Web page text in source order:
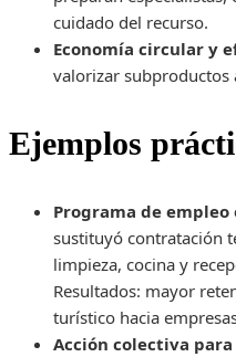
cuidado del recurso.
Economía circular y
valorizar subproductos
Ejemplos
Programa de
sustituyó contratación
limpieza, cocina y
Resultados: mayor
turístico hacia
Acción colectiva